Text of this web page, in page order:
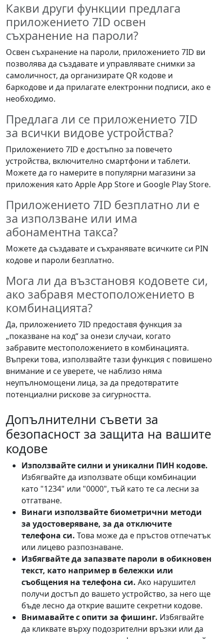
Какви други функции предлага
приложението 7ID освен
съхранение на пароли?
Освен съхранение на пароли, приложението 7ID ви
позволява да създавате и управлявате снимки за
самоличност, да организирате QR кодове и
баркодове и да прилагате електронни подписи, ако е
необходимо.
Предлага ли се приложението 7ID
за всички видове устройства?
Приложението 7ID е достъпно за повечето
устройства, включително смартфони и таблети.
Можете да го намерите в популярни магазини за
приложения като Apple App Store и Google Play Store.
Приложението 7ID безплатно ли е
за използване или има
абонаментна такса?
Можете да създавате и съхранявате всичките си PIN
кодове и пароли безплатно.
Мога ли да възстановя кодовете си,
ако забравя местоположението в
комбинацията?
Да, приложението 7ID предоставя функция за
„показване на код“ за онези случаи, когато
забравите местоположението в комбинацията.
Въпреки това, използвайте тази функция с повишено
внимание и се уверете, че наблизо няма
неупълномощени лица, за да предотвратите
потенциални рискове за сигурността.
Допълнителни съвети за
безопасност за защита на вашите
кодове
Използвайте силни и уникални ПИН кодове.
Избягвайте да използвате общи комбинации
като "1234" или "0000", тъй като те са лесни за
отгатване.
Винаги използвайте биометрични методи
за удостоверяване, за да отключите
телефона си. Това може да е пръстов отпечатък
или лицево разпознаване.
Избягвайте да запазвате пароли в обикновен
текст, като например в бележки или
съобщения на телефона си. Ако нарушител
получи достъп до вашето устройство, за него ще
бъде лесно да открие вашите секретни кодове.
Внимавайте с опити за фишинг. Избягвайте
да кликвате върху подозрителни връзки или да